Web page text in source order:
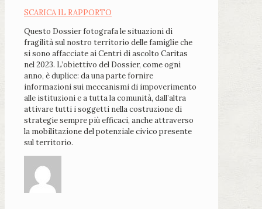
SCARICA IL RAPPORTO
Questo Dossier fotografa le situazioni di
fragilità sul nostro territorio delle famiglie che
si sono affacciate ai Centri di ascolto Caritas
nel 2023. L’obiettivo del Dossier, come ogni
anno, è duplice: da una parte fornire
informazioni sui meccanismi di impoverimento
alle istituzioni e a tutta la comunità, dall’altra
attivare tutti i soggetti nella costruzione di
strategie sempre più efficaci, anche attraverso
la mobilitazione del potenziale civico presente
sul territorio.